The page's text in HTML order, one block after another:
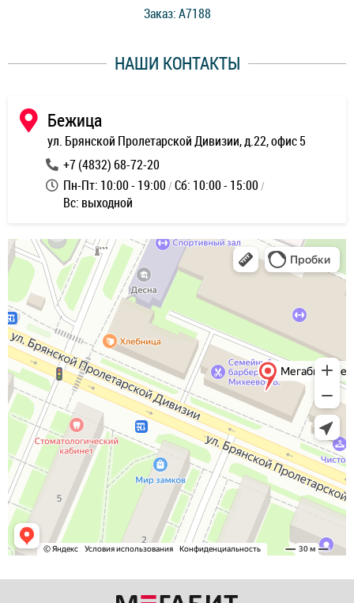
работы и оперативность!Заказ: A7188
НАШИ КОНТАКТЫ
Бежица
ул. Брянской Пролетарской Дивизии, д.22, офис 5
+7 (4832) 68-72-20
Пн-Пт: 10:00 - 19:00 Сб: 10:00 - 15:00
Вс: выходной